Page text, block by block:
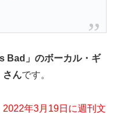
Bad」のボーカル・ギ
さんです。
2022年3月19日に週刊文